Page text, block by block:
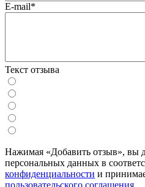
E-mail*
Текст отзыва
Нажимая «Добавить отзыв», вы
персональных данных в
конфиденциальности и
пользовательского соглашения